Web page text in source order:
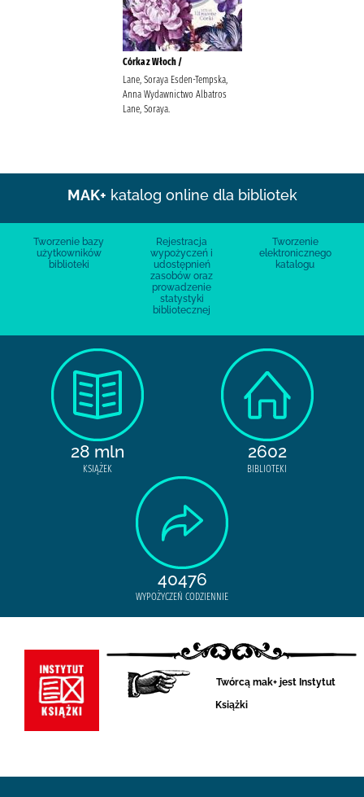
Córka z Włoch /
Lane, Soraya Esden-Tempska,
Anna Wydawnictwo Albatros
Lane, Soraya.
MAK+ katalog online dla bibliotek
Tworzenie bazy
użytkowników
biblioteki
Rejestracja
wypożyczeń i
udostępnień
zasobów oraz
prowadzenie
statystyki
bibliotecznej
Tworzenie
elektronicznego
katalogu
28 mln
KSIĄŻEK
2602
BIBLIOTEKI
40476
WYPOŻYCZEŃ CODZIENNIE
Twórcą mak+ jest Instytut
Książki